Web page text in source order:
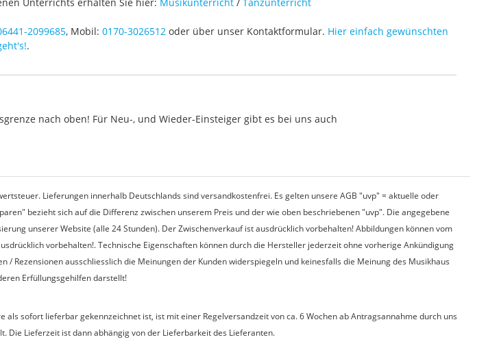
2099685, Mobil: 0170-3026512 oder über unser Kontaktformular. Hier einfach gewünschten
.
nach oben! Für Neu-, und Wieder-Einsteiger gibt es bei uns auch
Lieferungen innerhalb Deutschlands sind versandkostenfrei. Es gelten unsere AGB "uvp" = aktuelle oder
bezieht sich auf die Differenz zwischen unserem Preis und der wie oben beschriebenen "uvp". Die angegebene
unserer Website (alle 24 Stunden). Der Zwischenverkauf ist ausdrücklich vorbehalten! Abbildungen können vom
vorbehalten!. Technische Eigenschaften können durch die Hersteller jederzeit ohne vorherige Ankündigung
Rezensionen ausschliesslich die Meinungen der Kunden widerspiegeln und keinesfalls die Meinung des Musikhaus
Erfüllungsgehilfen darstellt!
sofort lieferbar gekennzeichnet ist, ist mit einer Regelversandzeit von ca. 6 Wochen ab Antragsannahme durch uns
Die Lieferzeit ist dann abhängig von der Lieferbarkeit des Lieferanten.